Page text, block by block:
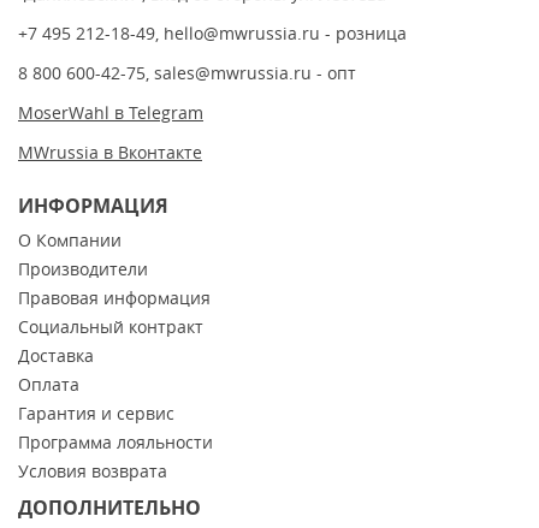
+7 495 212-18-49, hello@mwrussia.ru - розница
8 800 600-42-75, sales@mwrussia.ru - опт
MoserWahl в Telegram
MWrussia в Вконтакте
ИНФОРМАЦИЯ
О Компании
Производители
Правовая информация
Социальный контракт
Доставка
Оплата
Гарантия и сервис
Программа лояльности
Условия возврата
ДОПОЛНИТЕЛЬНО